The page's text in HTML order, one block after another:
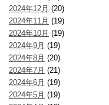
2024年12月 (20)
2024年11月 (19)
2024年10月 (19)
2024年9月 (19)
2024年8月 (20)
2024年7月 (21)
2024年6月 (19)
2024年5月 (19)